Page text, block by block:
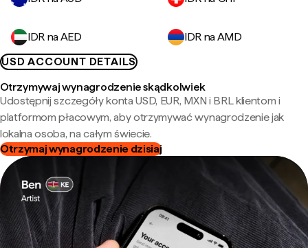
IDR na AED
IDR na AMD
USD ACCOUNT DETAILS
Otrzymywaj wynagrodzenie skądkolwiek
Udostępnij szczegóły konta USD, EUR, MXN i BRL klientom i
platformom płacowym, aby otrzymywać wynagrodzenie jak
lokalna osoba, na całym świecie.
Otrzymaj wynagrodzenie dzisiaj